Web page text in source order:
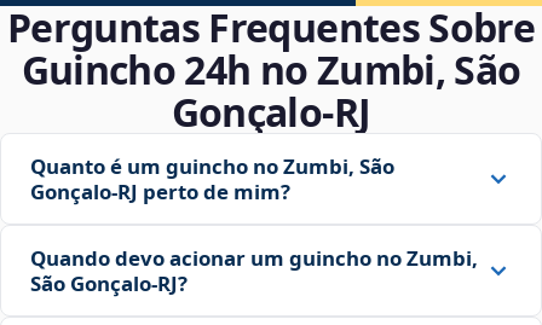
Perguntas Frequentes Sobre
Guincho 24h no Zumbi, São
Gonçalo‑RJ
Quanto é um guincho no Zumbi, São
Gonçalo‑RJ perto de mim?
Quando devo acionar um guincho no Zumbi,
São Gonçalo‑RJ?